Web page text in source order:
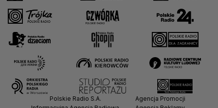
Polskie Radio S.A.
Agencja Promocji